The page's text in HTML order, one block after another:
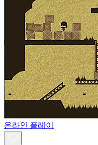
온라인 플레이